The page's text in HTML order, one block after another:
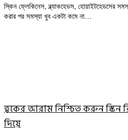
স্কিন ফ্লেকিনেস, ব্ল্যাকহেডস, হোয়াইটহেডসের
করার পর সমস্যা খুব একটা কমে না…
ত্বকের আরাম নিশ্চিত করুন স্কিন
দিয়ে